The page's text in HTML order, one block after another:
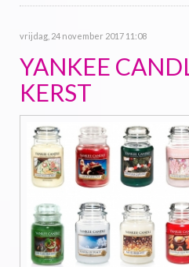
vrijdag, 24 november 2017 11:08
YANKEE
KERST